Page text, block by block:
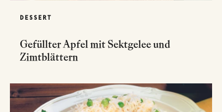
DESSERT
Gefüllter Apfel mit Sektgelee und
Zimtblättern